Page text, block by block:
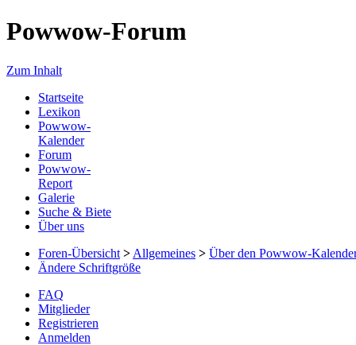
Powwow-Forum
Zum Inhalt
Startseite
Lexikon
Powwow-
Kalender
Forum
Powwow-
Report
Galerie
Suche & Biete
Über uns
Foren-Übersicht > Allgemeines > Über den Powwow-
Ändere Schriftgröße
FAQ
Mitglieder
Registrieren
Anmelden